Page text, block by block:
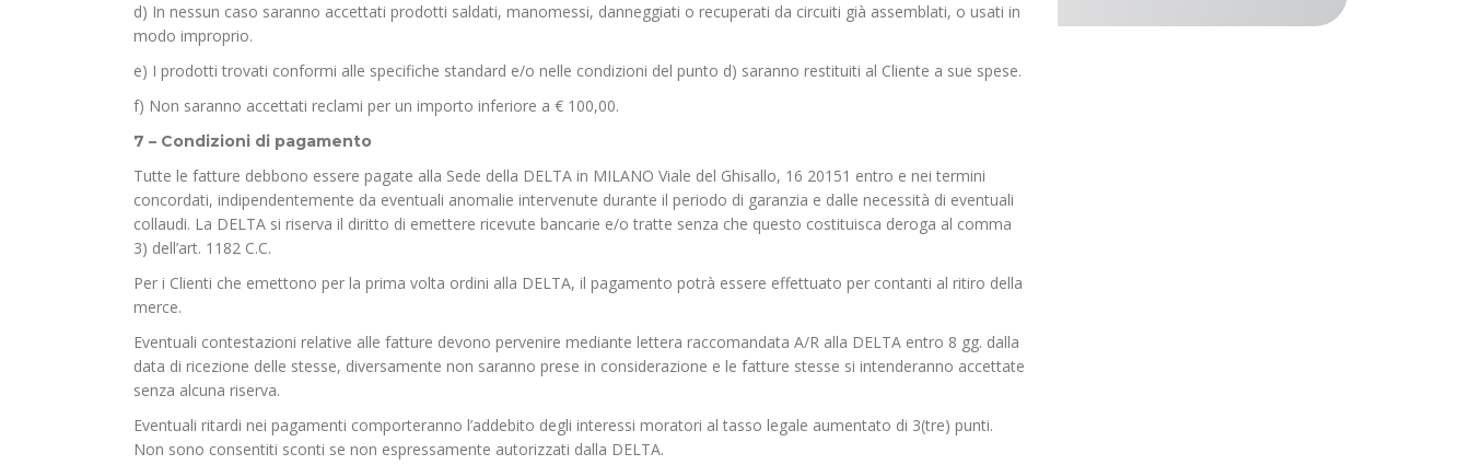
d) In nessun caso saranno accettati prodotti saldati, manomessi, danneggiati o recuperati da circuiti già assemblati, o usati in
modo improprio.
e) I prodotti trovati conformi alle specifiche standard e/o nelle condizioni del punto d) saranno restituiti al Cliente a sue spese.
f) Non saranno accettati reclami per un importo inferiore a € 100,00.
7 – Condizioni di pagamento
Tutte le fatture debbono essere pagate alla Sede della DELTA in MILANO Viale del Ghisallo, 16 20151 entro e nei termini
concordati, indipendentemente da eventuali anomalie intervenute durante il periodo di garanzia e dalle necessità di eventuali
collaudi. La DELTA si riserva il diritto di emettere ricevute bancarie e/o tratte senza che questo costituisca deroga al comma
3) dell’art. 1182 C.C.
Per i Clienti che emettono per la prima volta ordini alla DELTA, il pagamento potrà essere effettuato per contanti al ritiro della
merce.
Eventuali contestazioni relative alle fatture devono pervenire mediante lettera raccomandata A/R alla DELTA entro 8 gg. dalla
data di ricezione delle stesse, diversamente non saranno prese in considerazione e le fatture stesse si intenderanno accettate
senza alcuna riserva.
Eventuali ritardi nei pagamenti comporteranno l’addebito degli interessi moratori al tasso legale aumentato di 3(tre) punti.
Non sono consentiti sconti se non espressamente autorizzati dalla DELTA.